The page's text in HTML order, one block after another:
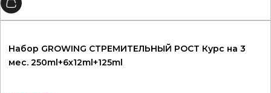
Набор GROWING СТРЕМИТЕЛЬНЫЙ РОСТ Курс на 3
мес. 250ml+6x12ml+125ml